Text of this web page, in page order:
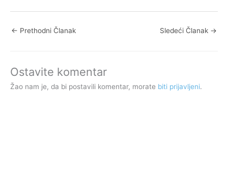
← Prethodni Članak Sledeći Članak →
Ostavite komentar
Žao nam je, da bi postavili komentar, morate biti prijavljeni.